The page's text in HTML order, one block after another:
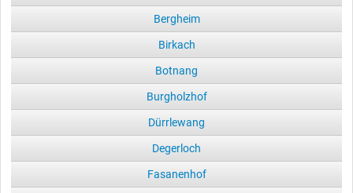
Bergheim
Birkach
Botnang
Burgholzhof
Dürrlewang
Degerloch
Fasanenhof